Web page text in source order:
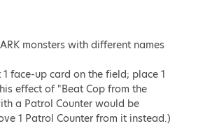
monsters with different names
face-up card on the field; place 1
effect of "Beat Cop from the
a Patrol Counter would be
1 Patrol Counter from it instead.)